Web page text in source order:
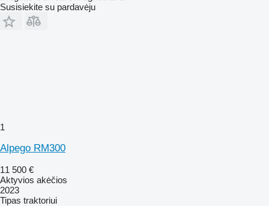
Susisiekite su pardavėju
1
Alpego RM300
11 500 €
Aktyvios akėčios
2023
Tipas traktoriui